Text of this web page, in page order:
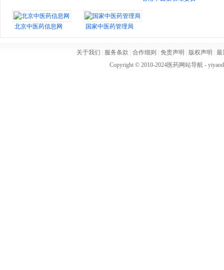
北京中医药信息网 国家中医药管理局
关于我们 服务条款 合作细则 免责声明 版权声明
最
Copyright © 2010-2024医药网站导航-